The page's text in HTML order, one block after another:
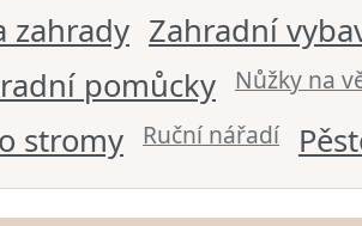
zahrady Zahradní
pomůcky Nůžky na
stromy Ruční nářadí